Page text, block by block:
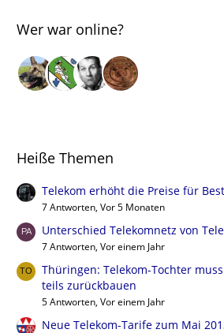
Wer war online?
Heiße Themen
Telekom erhöht die Preise für
7 Antworten, Vor 5 Monaten
Unterschied Telekomnetz von
7 Antworten, Vor einem Jahr
Thüringen: Telekom-Tochter
teils zurückbauen
5 Antworten, Vor einem Jahr
Neue Telekom-Tarife zum Mai